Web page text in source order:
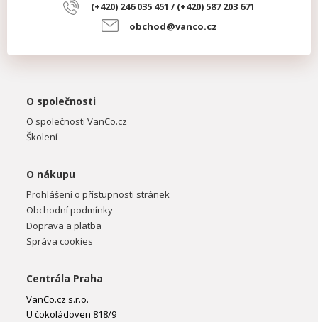
(+420) 246 035 451 / (+420) 587 203 671
obchod@vanco.cz
O společnosti
O společnosti VanCo.cz
Školení
O nákupu
Prohlášení o přístupnosti stránek
Obchodní podmínky
Doprava a platba
Správa cookies
Centrála Praha
VanCo.cz s.r.o.
U čokoládoven 818/9